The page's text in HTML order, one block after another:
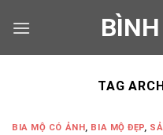
TAG
BIA MỘ CÓ ẢNH, BIA MỘ ĐẸP,